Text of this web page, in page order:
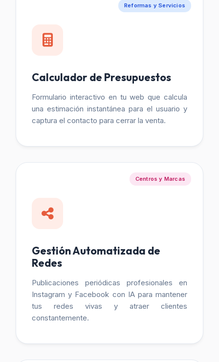
Reformas y Servicios
Calculador de Presupuestos
Formulario interactivo en tu web que calcula
una estimación instantánea para el usuario y
captura el contacto para cerrar la venta.
Centros y Marcas
Gestión Automatizada de
Redes
Publicaciones periódicas profesionales en
Instagram y Facebook con IA para mantener
tus redes vivas y atraer clientes
constantemente.